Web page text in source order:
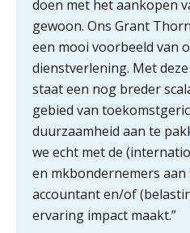
doen met het aankopen
gewoon. Ons Grant
een mooi voorbeeld van
dienstverlening. Met
staat een nog breder
gebied van
duurzaamheid aan te
we echt met de
en mkb­ondernemers aan
accountant en/of
ervaring impact maakt.”
klant
door
Het
en